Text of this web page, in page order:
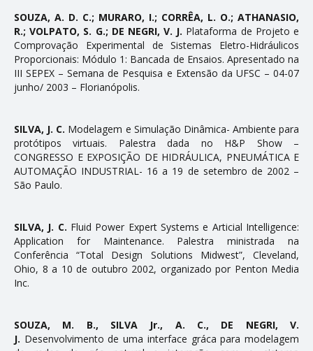
SOUZA, A. D. C.; MURARO, I.; CORRÊA, L. O.; ATHANASIO,
R.; VOLPATO, S. G.; DE NEGRI, V. J. Plataforma de Projeto e
Comprovação Experimental de Sistemas Eletro-Hidráulicos
Proporcionais: Módulo 1: Bancada de Ensaios. Apresentado na
III SEPEX – Semana de Pesquisa e Extensão da UFSC – 04-07
junho/ 2003 – Florianópolis.
SILVA, J. C. Modelagem e Simulação Dinâmica- Ambiente para
protótipos virtuais. Palestra dada no H&P Show –
CONGRESSO E EXPOSIÇÃO DE HIDRÁULICA, PNEUMÁTICA E
AUTOMAÇÃO INDUSTRIAL- 16 a 19 de setembro de 2002 –
São Paulo.
SILVA, J. C. Fluid Power Expert Systems e Artificial Intelligence:
Application for Maintenance. Palestra ministrada na
Conferência “Total Design Solutions Midwest”, Cleveland,
Ohio, 8 a 10 de outubro 2002, organizado por Penton Media
Inc.
SOUZA, M. B., SILVA Jr., A. C., DE NEGRI, V.
J. Desenvolvimento de uma interface gráfica para modelagem